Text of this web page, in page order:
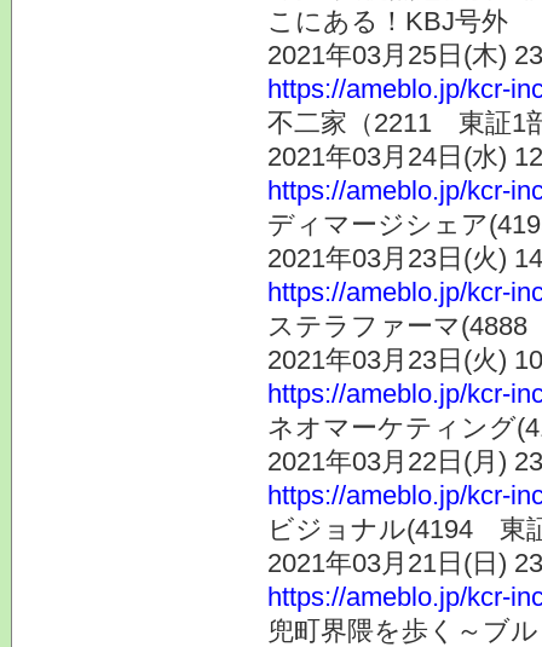
こにある！KBJ号外
2021年03月25日(木)
https://ameblo.jp/kcr-
不二家（2211 東証1
2021年03月24日(水)
https://ameblo.jp/kcr-
ディマージシェア
2021年03月23日(火)
https://ameblo.jp/kcr-
ステラファーマ
2021年03月23日(火)
https://ameblo.jp/kcr-
ネオマーケティング
2021年03月22日(月)
https://ameblo.jp/kcr-
ビジョナル(4194 東
2021年03月21日(日)
https://ameblo.jp/kcr-
兜町界隈を歩く～ブ